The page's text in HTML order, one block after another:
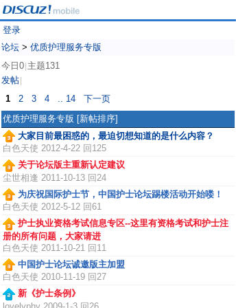
登录
论坛 > 优质护理服务专版
今日0 主题131
发帖
1 2 3 4 .. 14
下一页
优质护理服务专版 [新帖排序]
大家目前最困惑的，最迫切想知道的是什么内容？
白色天使 2012-4-22 回125
关于论坛版主重新认定建议
尘世相逢 2011-10-13 回24
为庆祝国际护士节，中国护士论坛踢楼活动开始喽！
白色天使 2012-5-12 回61
护士执业资格考试信息专区--这里有资格考试和护士注
册的所有问题，大家请进
白色天使 2011-10-21 回11
中国护士论坛诚邀版主加盟
白色天使 2010-11-19 回27
新《护士条例》